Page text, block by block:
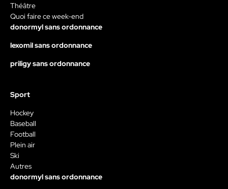
Théâtre
Quoi faire ce week-end
donormyl sans ordonnance
lexomil sans ordonnance
priligy sans ordonnance
Sport
Hockey
Baseball
Football
Plein air
Ski
Autres
donormyl sans ordonnance